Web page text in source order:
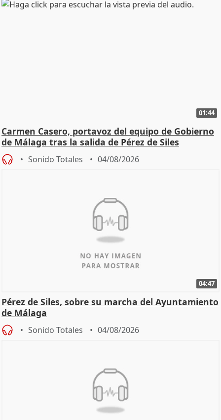
01:44
Carmen Casero, portavoz del equipo de Gobierno
de Málaga tras la salida de Pérez de Siles
Sonido Totales 04/08/2026
04:47
Pérez de Siles, sobre su marcha del Ayuntamiento
de Málaga
Sonido Totales 04/08/2026